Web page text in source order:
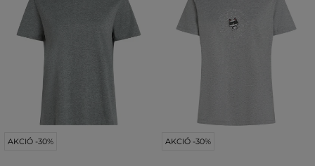
AKCIÓ -30% AKCIÓ -30%